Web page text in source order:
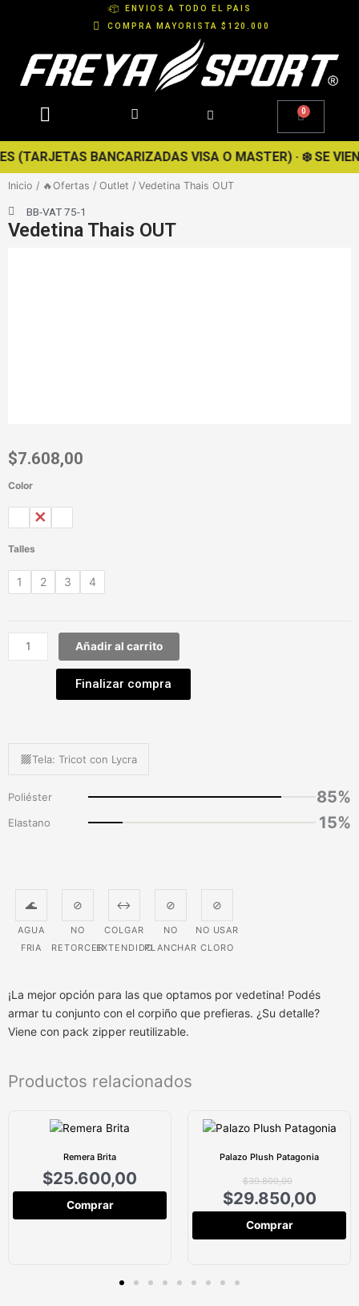
ENVIOS A TODO EL PAIS
COMPRA MAYORISTA $120.000
0Cart
BANCARIZADAS VISA O MASTER) · ❄️ SE
Inicio / 🔥Ofertas / Outlet / Vedetina Thais OUT
BB-VAT 75-1
Vedetina Thais OUT
$7.608,00
Color
Talles
1 2 3 4
OUT
cantidad
Añadir al carrito
Finalizar compra
Tela: Tricot con Lycra
Poliéster 85%
Elastano 15%
🌊
AGUA
FRIA
⊘
NO
RETORCER
↔
COLGAR
EXTENDIDO
⊘
NO
PLANCHAR
⊘
NO USAR
CLORO
¡La mejor opción para las que optamos por vedetina! Podés
armar tu conjunto con el corpiño que prefieras. ¿Su detalle?
Viene con pack zipper reutilizable.
Productos relacionados
Remera Brita
$25.600,00
Comprar
Palazo Plush Patagonia
$39.800,00
$29.850,00
Comprar